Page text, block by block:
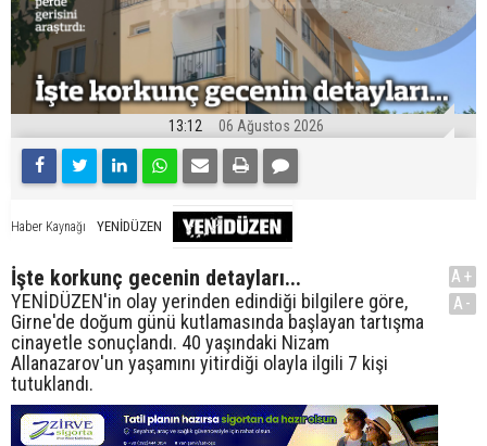
13:12 06 Ağustos 2026
Haber Kaynağı YENİDÜZEN
İşte korkunç gecenin detayları...
YENİDÜZEN'in olay yerinden edindiği bilgilere göre,
Girne'de doğum günü kutlamasında başlayan tartışma
cinayetle sonuçlandı. 40 yaşındaki Nizam
Allanazarov'un yaşamını yitirdiği olayla ilgili 7 kişi
tutuklandı.
A+
A-